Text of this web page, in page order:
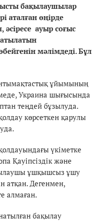
бақылаушылар
аталған өңірде
әсіресе ауыр соғыс
мәлімдеді. Бұл
ұйымының
Украина шығысында
теңдей бұзылуда.
көрсеткен қарулы
үкіметке
Қауіпсіздік және
ұшқышсыз ұшу
атқан. Дегенмен,
алмаған.
бақылау